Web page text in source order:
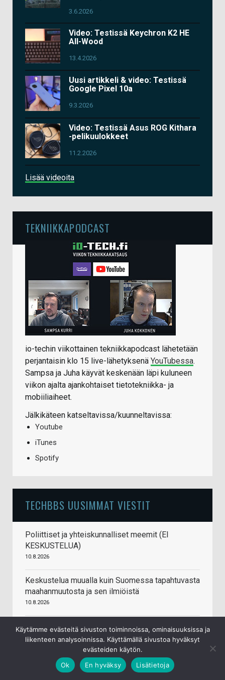
3.6.2026
Video: Testissä Keychron K2 HE
All-Wood
13.4.2026
Uusi artikkeli & video: Testissä
Google Pixel 10a
9.3.2026
Video: Testissä Asus ROG Kithara
-pelikuulokkeet
11.2.2026
Lisää videoita
TEKNIIKKAPODCAST
io-techin viikottainen tekniikkapodcast lähetetään
perjantaisin klo 15 live-lähetyksenä YouTubessa.
Sampsa ja Juha käyvät keskenään läpi kuluneen
viikon ajalta ajankohtaiset tietotekniikka- ja
mobiiliaiheet.
Jälkikäteen katseltavissa/kuunneltavissa:
Youtube
iTunes
Spotify
TECHBBS UUSIMMAT VIESTIT
Poliittiset ja yhteiskunnalliset meemit (EI
KESKUSTELUA)
10.8.2026
Keskustelua muualla kuin Suomessa tapahtuvasta
maahanmuutosta ja sen ilmiöistä
10.8.2026
Venäjä hyökkäsi Ukrainaan 24. helmikuuta 2022
10.8.2026
Assetto Corsa rally (early access)
Käytämme evästeitä sivuston toiminnoissa, ominaisuuksissa ja
liikenteen analysoinnissa. Käyttämällä sivustoa hyväksyt
evästeiden käytön.
Ok
En hyväksy Lisätietoja